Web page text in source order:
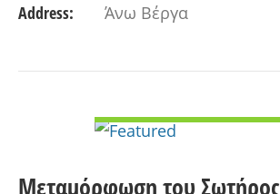
Address: Άνω Βέργα
Μεταμόρφωση του Σωτήρος